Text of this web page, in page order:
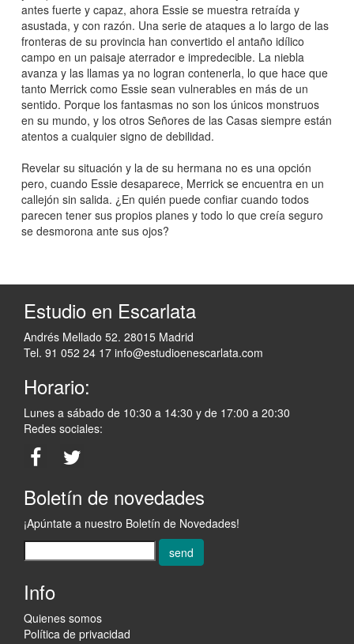
antes fuerte y capaz, ahora Essie se muestra retraída y
asustada, y con razón. Una serie de ataques a lo largo de las
fronteras de su provincia han convertido el antaño idílico
campo en un paisaje aterrador e impredecible. La niebla
avanza y las llamas ya no logran contenerla, lo que hace que
tanto Merrick como Essie sean vulnerables en más de un
sentido. Porque los fantasmas no son los únicos monstruos
en su mundo, y los otros Señores de las Casas siempre están
atentos a cualquier signo de debilidad.
Revelar su situación y la de su hermana no es una opción
pero, cuando Essie desaparece, Merrick se encuentra en un
callejón sin salida. ¿En quién puede confiar cuando todos
parecen tener sus propios planes y todo lo que creía seguro
se desmorona ante sus ojos?
Estudio en Escarlata
Andrés Mellado 52. 28015 Madrid
Tel. 91 052 24 17 info@estudioenescarlata.com
Horario:
Lunes a sábado de 10:30 a 14:30 y de 17:00 a 20:30
Redes sociales:
Boletín de novedades
¡Apúntate a nuestro Boletín de Novedades!
send
Info
Quienes somos
Política de privacidad